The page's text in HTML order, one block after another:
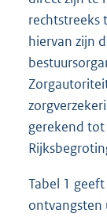
rechtstreeks
hiervan zijn
gerekend
Tabel 1
ontvangsten